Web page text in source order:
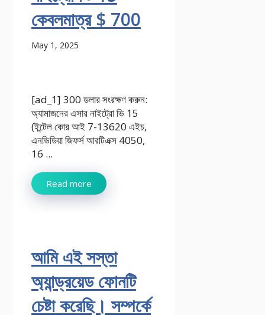
কেবলমাত্র $ 700
May 1, 2025
[ad_1] 300 ডলার সংরক্ষণ করুন:
অ্যামাজনের এসার নাইট্রো ভি 15
(ইন্টেল কোর আই 7-13620 এইচ,
এনভিডিয়া জিফর্স আরটিএক্স 4050,
16 ...
Read more
আমি এই সস্তা
অ্যান্ড্রয়েড ফোনটি
চেষ্টা করেছি। সম্পর্কে